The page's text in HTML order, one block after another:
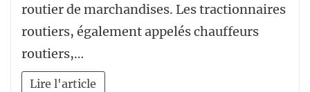
routier de marchandises. Les tractionnaires
routiers, également appelés chauffeurs
routiers,…
Lire l'article